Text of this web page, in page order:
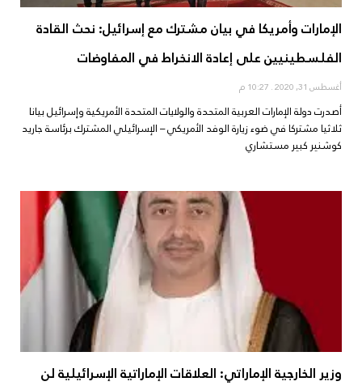
الإمارات وأمريكا في بيان مشترك مع إسرائيل: نحث القادة
الفلسطينيين على إعادة الانخراط في المفاوضات
أغسطس 31, 2020
أصدرت دولة الإمارات العربية المتحدة والولايات المتحدة الأمريكية وإسرائيل بيانا
ثلاثيا مشتركا في ضوء زيارة الوفد الأمريكي – الإسرائيلي المشترك برئاسة جاريد
كوشنير كبير مستشاري
وزير الخارجية الإماراتي: العلاقات الإماراتية الإسرائيلية لن